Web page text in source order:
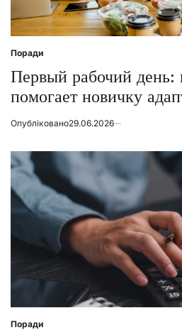
Posted
in
Поради
Первый рабочий день:
помогает новичку
Опубліковано29.06.2026
Поради